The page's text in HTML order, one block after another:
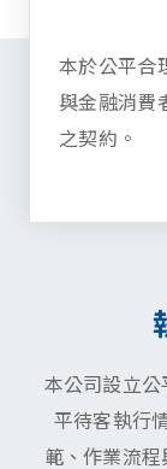
本於公平合
與金融消費
之契約。
本公司設立
平待客執行
範、作業流程